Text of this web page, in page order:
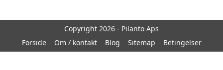
Copyright 2026 - Pilanto Aps
Forside
Om / kontakt Blog Sitemap Betingelser